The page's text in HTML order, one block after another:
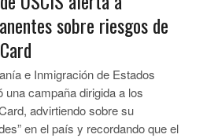
sobre riesgos de
e Inmigración de Estados
campaña dirigida a los
advirtiendo sobre su
en el país y recordando que el